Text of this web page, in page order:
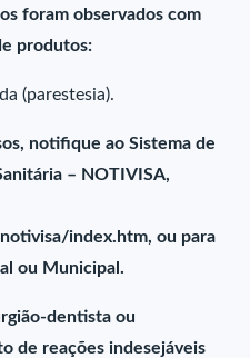
foram observados com
produtos:
(parestesia).
notifique ao Sistema de
– NOTIVISA,
index.htm, ou para
ou Municipal.
dentista ou
de reações indesejáveis